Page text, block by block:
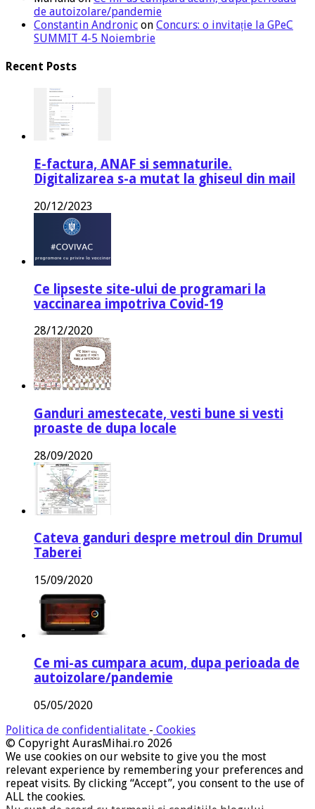
de autoizolare/pandemie
Constantin Andronic on Concurs: o invitație la GPeC
SUMMIT 4-5 Noiembrie
Recent Posts
E-factura, ANAF si semnaturile.
Digitalizarea s-a mutat la ghiseul din mail
20/12/2023
Ce lipseste site-ului de programari la
vaccinarea impotriva Covid-19
28/12/2020
Ganduri amestecate, vesti bune si vesti
proaste de dupa locale
28/09/2020
Cateva ganduri despre metroul din Drumul
Taberei
15/09/2020
Ce mi-as cumpara acum, dupa perioada de
autoizolare/pandemie
05/05/2020
Politica de confidentialitate - Cookies
© Copyright AurasMihai.ro 2026
We use cookies on our website to give you the most
relevant experience by remembering your preferences and
repeat visits. By clicking “Accept”, you consent to the use of
ALL the cookies.